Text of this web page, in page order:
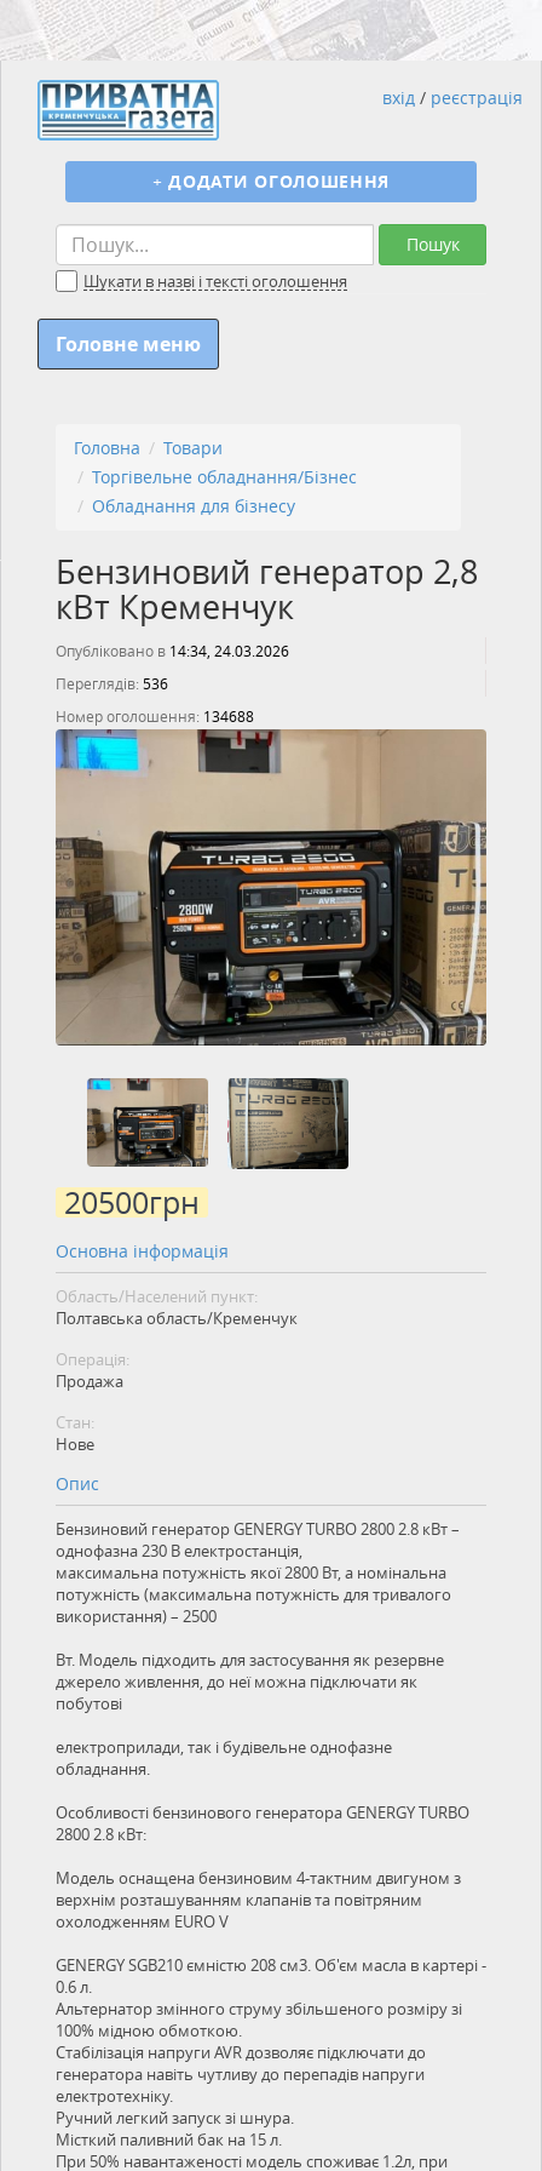
Пошук
Шукати в назві і тексті оголошення
+ ДОДАТИ ОГОЛОШЕННЯ
вхід / реєстрація
Головне меню
Головна
Товари
Торгівельне обладнання/Бізнес
Обладнання для бізнесу
Бензиновий генератор 2,8
кВт Кременчук
Опубліковано в 14:34, 24.03.2026
Переглядів: 536
Номер оголошення: 134688
20500грн
Основна інформація
Область/Населений пункт:
Полтавська область/Кременчук
Операція:
Продажа
Стан:
Нове
Опис
Бензиновий генератор GENERGY TURBO 2800 2.8 кВт –
однофазна 230 В електростанція,
максимальна потужність якої 2800 Вт, а номінальна
потужність (максимальна потужність для тривалого
використання) – 2500
Вт. Модель підходить для застосування як резервне
джерело живлення, до неї можна підключати як
побутові
електроприлади, так і будівельне однофазне
обладнання.
Особливості бензинового генератора GENERGY TURBO
2800 2.8 кВт:
Модель оснащена бензиновим 4-тактним двигуном з
верхнім розташуванням клапанів та повітряним
охолодженням EURO V
GENERGY SGB210 ємністю 208 см3. Об'єм масла в картері -
0.6 л.
Альтернатор змінного струму збільшеного розміру зі
100% мідною обмоткою.
Стабілізація напруги AVR дозволяє підключати до
генератора навіть чутливу до перепадів напруги
електротехніку.
Ручний легкий запуск зі шнура.
Місткий паливний бак на 15 л.
При 50% навантаженості модель споживає 1.2л, при